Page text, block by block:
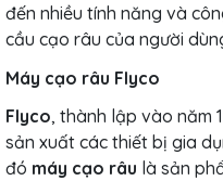
đến nhiều tính năng và
cầu cạo râu của người
Máy cạo râu Flyco
Flyco, thành lập vào năm
sản xuất các thiết bị gia
đó máy cạo râu là sản